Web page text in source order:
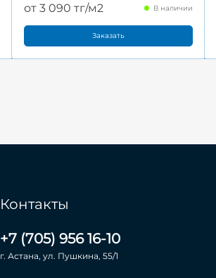
от 3 090 тг/м2 В наличии
Заказать
Контакты
+7 (705) 956 16-10
г. Астана, ул. Пушкина, 55/1